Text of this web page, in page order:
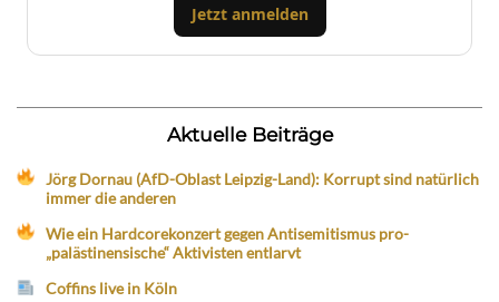
Jetzt anmelden
Aktuelle Beiträge
Jörg Dornau (AfD-Oblast Leipzig-Land): Korrupt sind natürlich
immer die anderen
Wie ein Hardcorekonzert gegen Antisemitismus pro-
„palästinensische“ Aktivisten entlarvt
Coffins live in Köln